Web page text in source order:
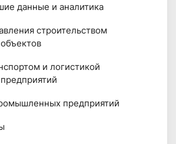
данные и аналитика
строительством
и логистикой
предприятий